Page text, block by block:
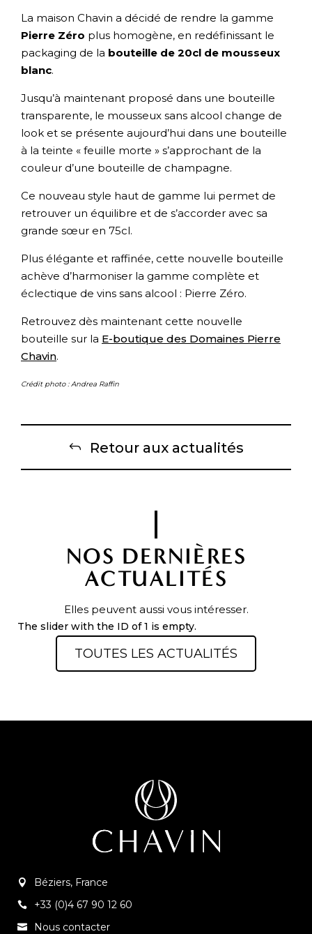
La maison Chavin a décidé de rendre la gamme
Pierre Zéro plus homogène, en redéfinissant le
packaging de la bouteille de 20cl de mousseux
blanc.
Jusqu’à maintenant proposé dans une bouteille
transparente, le mousseux sans alcool change de
look et se présente aujourd’hui dans une bouteille
à la teinte « feuille morte » s’approchant de la
couleur d’une bouteille de champagne.
Ce nouveau style haut de gamme lui permet de
retrouver un équilibre et de s’accorder avec sa
grande sœur en 75cl.
Plus élégante et raffinée, cette nouvelle bouteille
achève d’harmoniser la gamme complète et
éclectique de vins sans alcool : Pierre Zéro.
Retrouvez dès maintenant cette nouvelle
bouteille sur la E-boutique des Domaines Pierre
Chavin.
Crédit photo : Andrea Raffin
Retour aux actualités
NOS DERNIÈRES
ACTUALITÉS
Elles peuvent aussi vous intéresser.
The slider with the ID of 1 is empty.
TOUTES LES ACTUALITÉS
Béziers, France
+33 (0)4 67 90 12 60
Nous contacter